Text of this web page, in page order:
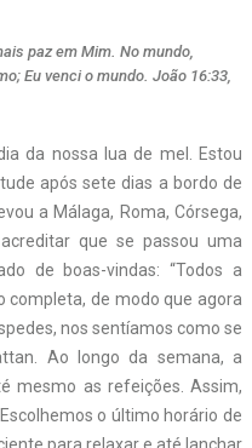
paz em Mim. No mundo,
Eu venci o mundo. João 16:33,
da nossa lua de mel. Estou
após sete dias a bordo de
a Málaga, Roma, Córsega,
que se passou uma
de boas-vindas: “Todos a
completa, de modo que agora
nos sentíamos como se
Ao longo da semana, a
mesmo as refeições. Assim,
o último horário de
para relaxar e até lanchar